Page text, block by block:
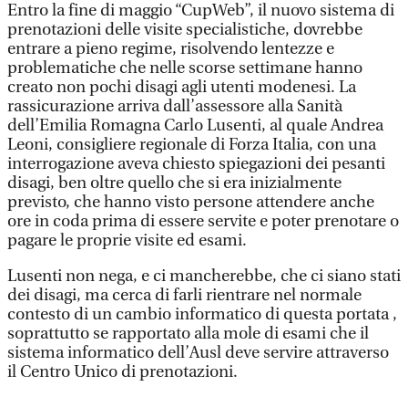
Entro la fine di maggio “CupWeb”, il nuovo sistema di
prenotazioni delle visite specialistiche, dovrebbe
entrare a pieno regime, risolvendo lentezze e
problematiche che nelle scorse settimane hanno
creato non pochi disagi agli utenti modenesi. La
rassicurazione arriva dall’assessore alla Sanità
dell’Emilia Romagna Carlo Lusenti, al quale Andrea
Leoni, consigliere regionale di Forza Italia, con una
interrogazione aveva chiesto spiegazioni dei pesanti
disagi, ben oltre quello che si era inizialmente
previsto, che hanno visto persone attendere anche
ore in coda prima di essere servite e poter prenotare o
pagare le proprie visite ed esami.
Lusenti non nega, e ci mancherebbe, che ci siano stati
dei disagi, ma cerca di farli rientrare nel normale
contesto di un cambio informatico di questa portata ,
soprattutto se rapportato alla mole di esami che il
sistema informatico dell’Ausl deve servire attraverso
il Centro Unico di prenotazioni.